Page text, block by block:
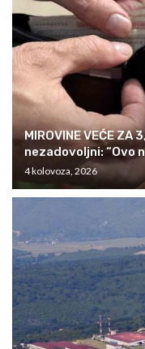
MIROVINE VEĆE
nezadovoljni: “Ovo
4 kolovoza, 2026